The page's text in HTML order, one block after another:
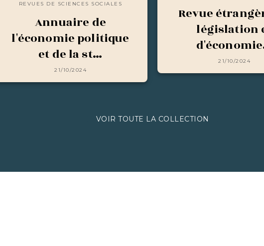
REVUES DE SCIENCES SOCIALES
Annuaire de
l'économie politique
et de la st…
21/10/2024
Revue
législation
21/10/2024
VOIR TOUTE LA COLLECTION